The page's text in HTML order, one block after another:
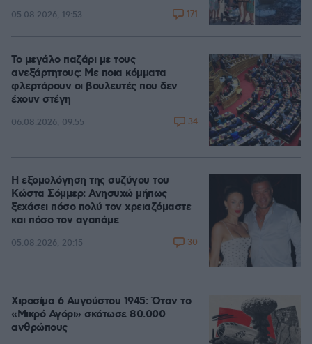
05.08.2026, 19:53 171
Το μεγάλο παζάρι με τους
ανεξάρτητους: Με ποια κόμματα
φλερτάρουν οι βουλευτές που δεν
έχουν στέγη
06.08.2026, 09:55 34
Η εξομολόγηση της συζύγου του
Κώστα Σόμμερ: Ανησυχώ μήπως
ξεχάσει πόσο πολύ τον χρειαζόμαστε
και πόσο τον αγαπάμε
05.08.2026, 20:15 30
Χιροσίμα 6 Αυγούστου 1945: Όταν το
«Μικρό Αγόρι» σκότωσε 80.000
ανθρώπους